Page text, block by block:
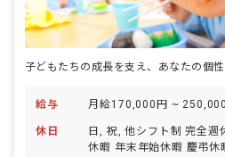
給与 月給170,000円 ~
休日
日, 祝, 他シフト制 完全週
休暇 年末年始休暇 慶弔休